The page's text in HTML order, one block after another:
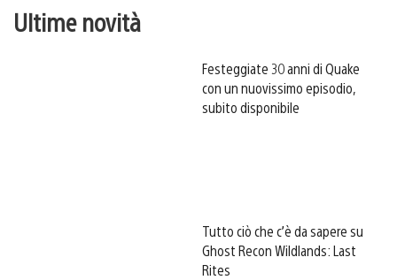
Ultime novità
Festeggiate 30 anni di Quake
con un nuovissimo episodio,
subito disponibile
Tutto ciò che c’è da sapere su
Ghost Recon Wildlands: Last
Rites